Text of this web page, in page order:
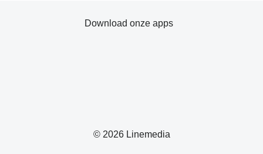
© 2026 Linemedia
Download onze apps